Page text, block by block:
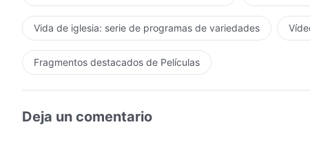
Vida de iglesia: serie de programas de variedades
Fragmentos destacados de Películas
Deja un comentario